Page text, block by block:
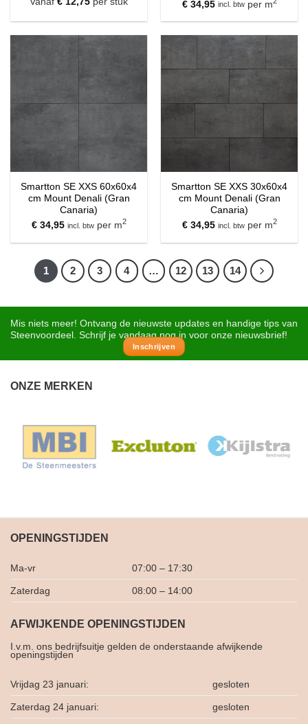
€34,95 incl. btwper m
Smartton SE XXS 60x60x4
cm Mount Denali (Gran
Canaria)
€34,95 incl. btwper m2
Smartton SE XXS 30x60x4
cm Mount Denali (Gran
Canaria)
€34,95 incl. btwper m2
1 2 3 4 … 12 13 14
Mis niets meer! Ontvang de nieuwste updates en handige tips van
Steenvoordeel. Schrijf je vandaag nog in voor onze nieuwsbrief!
Inschrijven
ONZE MERKEN
OPENINGSTIJDEN
Ma-vr 07:00 – 17:30
Zaterdag 08:00 – 14:00
AFWIJKENDE OPENINGSTIJDEN
I.v.m. ons bedrijfsuitje gelden de onderstaande afwijkende
openingstijden
Vrijdag 23 januari: gesloten
Zaterdag 24 januari: gesloten